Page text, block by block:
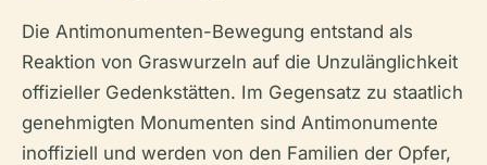
Die Antimonumenten-Bewegung entstand als
Reaktion von Graswurzeln auf die Unzulänglichkeit
offizieller Gedenkstätten. Im Gegensatz zu staatlich
genehmigten Monumenten sind Antimonumente
inoffiziell und werden von den Familien der Opfer,